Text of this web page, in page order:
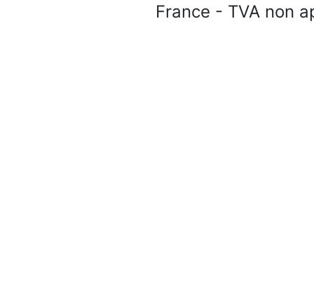
France - TVA non